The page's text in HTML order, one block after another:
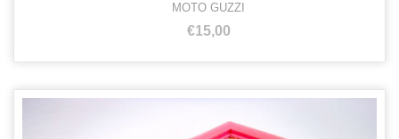
MOTO GUZZI
€15,00